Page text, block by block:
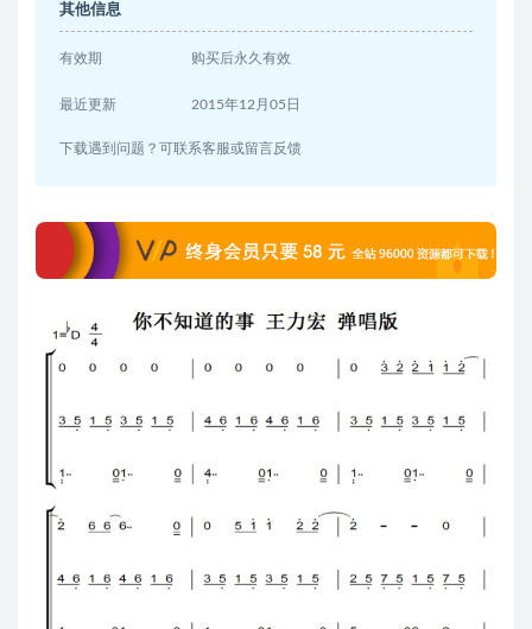
其他信息
有效期 购买后永久有效
最近更新 2015年12月05日
下载遇到问题？可联系客服或留言反馈